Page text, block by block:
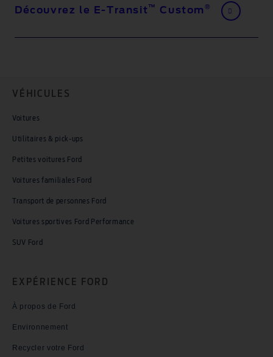
Découvrez le E-Transit ™ Custom®
VÉHICULES
Voitures
Utilitaires & pick-ups
Petites voitures Ford
Voitures familiales Ford
Transport de personnes Ford
Voitures sportives Ford Performance
SUV Ford
EXPÉRIENCE FORD
À propos de Ford
Environnement
Recycler votre Ford